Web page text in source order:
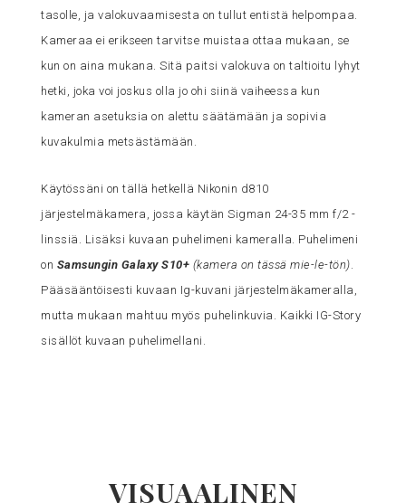
tasolle, ja valokuvaamisesta on tullut entistä helpompaa.
Kameraa ei erikseen tarvitse muistaa ottaa mukaan, se
kun on aina mukana. Sitä paitsi valokuva on taltioitu lyhyt
hetki, joka voi joskus olla jo ohi siinä vaiheessa kun
kameran asetuksia on alettu säätämään ja sopivia
kuvakulmia metsästämään.
Käytössäni on tällä hetkellä Nikonin d810
järjestelmäkamera, jossa käytän Sigman 24-35 mm f/2 -
linssiä. Lisäksi kuvaan puhelimeni kameralla. Puhelimeni
on Samsungin Galaxy S10+ (kamera on tässä mie-le-tön)
Pääsääntöisesti kuvaan Ig-kuvani järjestelmäkameralla,
mutta mukaan mahtuu myös puhelinkuvia. Kaikki IG-Story
sisällöt kuvaan puhelimellani.
VISUAALINEN